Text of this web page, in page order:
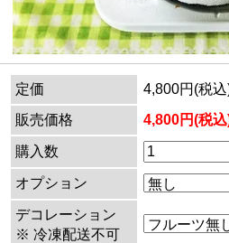
定価
4,800円(税
販売価格
4,800円(税
購入数
オプション
デコレーション
※ 冷凍配送不可